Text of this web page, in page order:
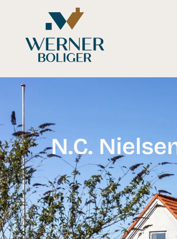
N.C.